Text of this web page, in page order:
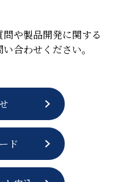
や製品開発に関する
合わせください。
ド